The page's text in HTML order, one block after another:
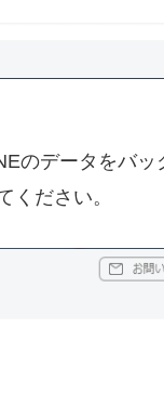
のデータをバ
ください。